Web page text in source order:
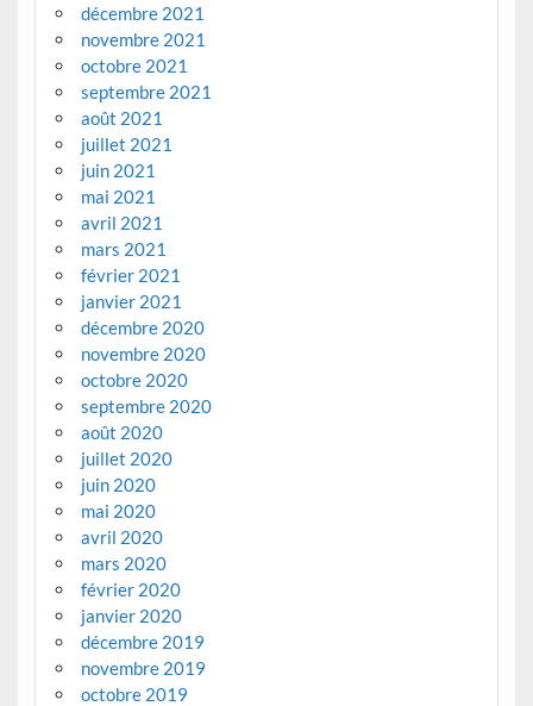
décembre 2021
novembre 2021
octobre 2021
septembre 2021
août 2021
juillet 2021
juin 2021
mai 2021
avril 2021
mars 2021
février 2021
janvier 2021
décembre 2020
novembre 2020
octobre 2020
septembre 2020
août 2020
juillet 2020
juin 2020
mai 2020
avril 2020
mars 2020
février 2020
janvier 2020
décembre 2019
novembre 2019
octobre 2019